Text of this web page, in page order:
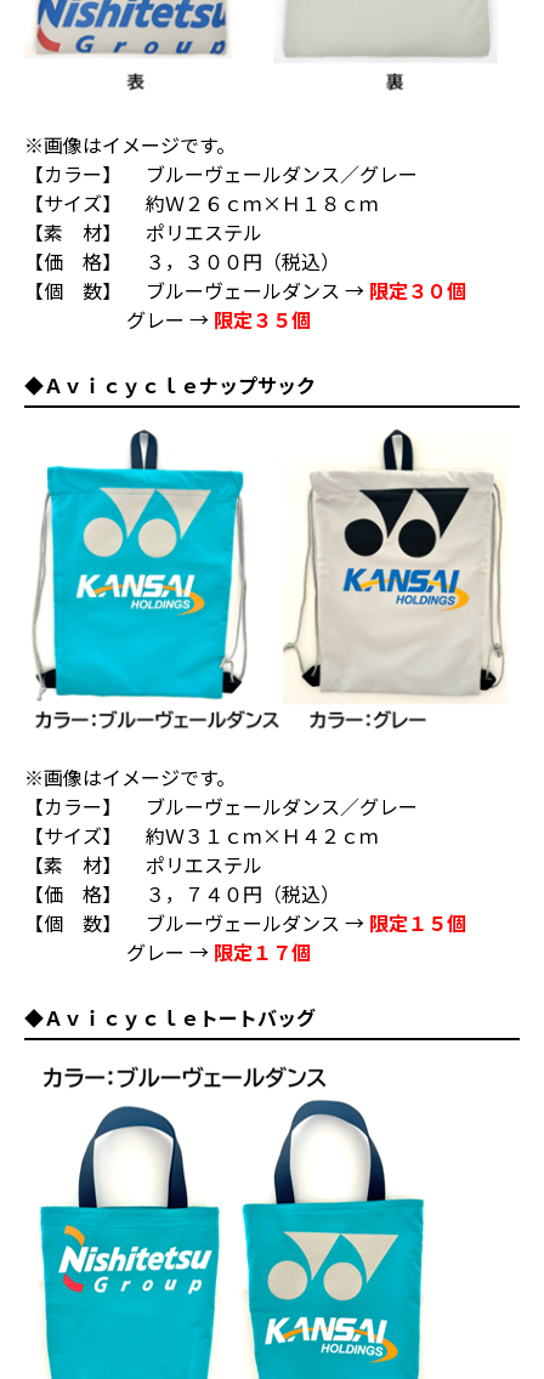
※画像はイメージです。
【カラー】 ブルーヴェールダンス／グレー
【サイズ】 約Ｗ２６ｃｍ×Ｈ１８ｃｍ
【素 材】 ポリエステル
【価 格】 ３，３００円（税込）
【個 数】 ブルーヴェールダンス → 限定３０個
グレー → 限定３５個
◆Ａｖｉｃｙｃｌｅナップサック
※画像はイメージです。
【カラー】 ブルーヴェールダンス／グレー
【サイズ】 約Ｗ３１ｃｍ×Ｈ４２ｃｍ
【素 材】 ポリエステル
【価 格】 ３，７４０円（税込）
【個 数】 ブルーヴェールダンス → 限定１５個
グレー → 限定１７個
◆Ａｖｉｃｙｃｌｅトートバッグ